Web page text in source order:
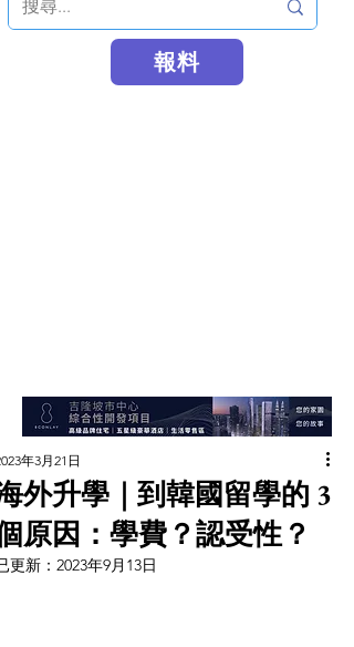
報料
外升學｜到韓國留學的 3
原因：學費？認受性？
年3月21日
更新： 2023年9月13日